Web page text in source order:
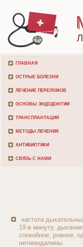
ГЛАВНАЯ
ОСТРЫЕ БОЛЕЗНИ
ЛЕЧЕНИЕ ПЕРЕЛОМОВ
ОСНОВЫ ЭНДОДОНТИИ
ТРАНСПЛАНТАЦИЯ
МЕТОДЫ ЛЕЧЕНИЯ
АНТИБИОТИКИ
СВЯЗЬ С НАМИ
частота
19 в минуту,
спокойное, ровное,
нетминдалины